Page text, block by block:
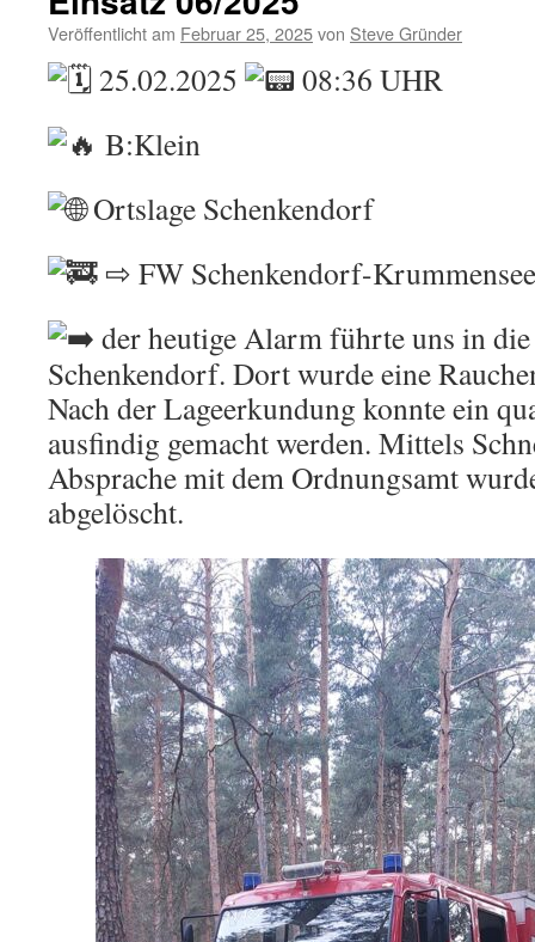
Veröffentlicht am Februar 25, 2025von Steve Gründer
25.02.2025
08:36 UHR
B:Klein
Ortslage Schenkendorf
⇨ FW Schenkendorf-
der heutige Alarm führte uns in
Schenkendorf. Dort wurde eine
Nach der Lageerkundung konnte ein
ausfindig gemacht werden. Mittels
Absprache mit dem Ordnungsamt
abgelöscht.